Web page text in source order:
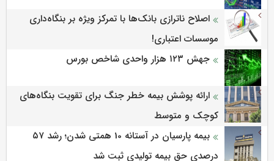
اصلاح ناترازی بانک‌ها با تمرکز ویژه بر بنگاه‌داری
موسسات اعتباری!
جهش ۱۲۳ هزار واحدی شاخص بورس
ارائه پوشش بیمه خطر جنگ برای تقویت بنگاه‌های
کوچک و متوسط
بیمه پارسیان در آستانه 10 همتی شدن؛ رشد ۵۷
درصدی حق بیمه تولیدی ثبت شد